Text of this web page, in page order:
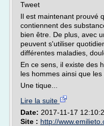
Tweet
Il est maintenant prouvé
contiennent des
bien être. De plus, avec
peuvent s'utiliser
différentes maladies,
En ce sens, il existe des
les hommes ainsi que les
Une tique...
Lire la suite
Date: 2017-11-17
Site : http://